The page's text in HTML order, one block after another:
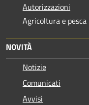
Autorizzazioni
Agricoltura e pesca
NOVITÀ
Notizie
Comunicati
Avvisi